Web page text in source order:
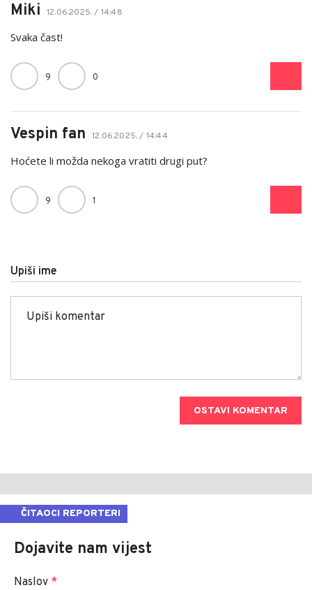
Miki 12.06.2025. / 14:48
Svaka čast!
9 0
Vespin fan 12.06.2025. / 14:44
Hoćete li možda nekoga vratiti drugi put?
9 1
Upiši ime
OSTAVI KOMENTAR
ČITAOCI REPORTERI
Dojavite nam vijest
Naslov *